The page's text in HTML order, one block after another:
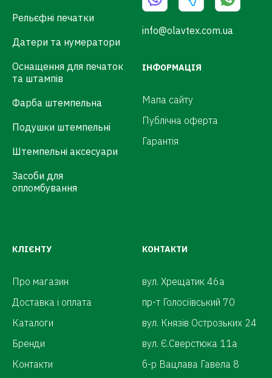
Рельєфні печатки
Датери та нумератори
Оснащення для печаток
та штампів
Фарба штемпельна
Подушки штемпельні
Штемпельні аксесуари
Засоби для
опломбування
info@olavtex.com.ua
ІНФОРМАЦІЯ
Мапа сайту
Публічна оферта
Гарантія
КЛІЄНТУ
Про магазин
Доставка і оплата
Каталоги
Бренди
Контакти
КОНТАКТИ
вул. Хрещатик 46а
пр-т Голосіївський 70
вул. Князів Острозьких 24
вул. Є.Сверстюка 11а
б-р Вацлава Гавела 8